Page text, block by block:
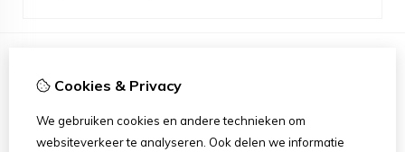
Informatie
Verzending
Cookies & Privacy
We gebruiken cookies en andere technieken om
websiteverkeer te analyseren. Ook delen we informatie